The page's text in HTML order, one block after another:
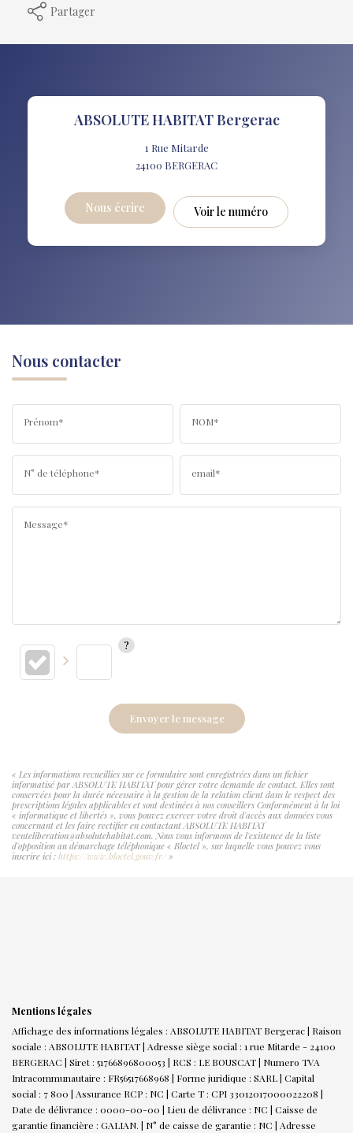
Partager
ABSOLUTE HABITAT Bergerac
1 Rue Mitarde
24100 BERGERAC
Nous écrire Voir le numéro
Nous contacter
Prénom* NOM*
N° de téléphone* email*
Message*
Envoyer le message
« Les informations recueillies sur ce formulaire sont enregistrées dans un fichier
informatisé par ABSOLUTE HABITAT pour gérer votre demande de contact. Elles sont
conservées pour la durée nécessaire à la gestion de la relation client dans le respect des
prescriptions légales applicables et sont destinées à nos conseillers Conformément à la loi
« informatique et libertés », vous pouvez exercer votre droit d'accès aux données vous
concernant et les faire rectifier en contactant ABSOLUTE HABITAT
venteliberation@absolutehabitat.com. Nous vous informons de l'existence de la liste
d'opposition au démarchage téléphonique « Bloctel », sur laquelle vous pouvez vous
inscrire ici : https://www.bloctel.gouv.fr/»
Mentions légales
Affichage des informations légales : ABSOLUTE HABITAT Bergerac | Raison
sociale : ABSOLUTE HABITAT | Adresse siège social : 1 rue Mitarde - 24100
BERGERAC | Siret : 51766896800053 | RCS : LE BOUSCAT | Numero TVA
Intracommunautaire : FR56517668968 | Forme juridique : SARL | Capital
social : 7 800 | Assurance RCP : NC | Carte T : CPI 33012017000022208 |
Date de délivrance : 0000-00-00 | Lieu de délivrance : NC | Caisse de
garantie financière : GALIAN. | N° de caisse de garantie : NC | Adresse